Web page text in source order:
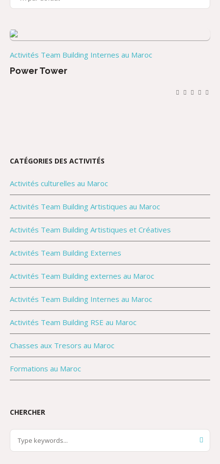
Activités Team Building Internes au Maroc
Power Tower
CATÉGORIES DES ACTIVITÉS
Activités culturelles au Maroc
Activités Team Building Artistiques au Maroc
Activités Team Building Artistiques et Créatives
Activités Team Building Externes
Activités Team Building externes au Maroc
Activités Team Building Internes au Maroc
Activités Team Building RSE au Maroc
Chasses aux Tresors au Maroc
Formations au Maroc
CHERCHER